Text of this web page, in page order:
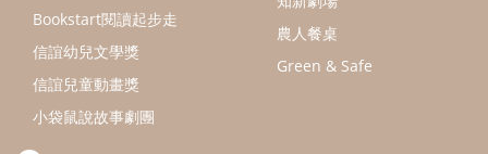
認識信誼 合作洽談 智慧財產權聲明
本網站建議使用IE9(含以上)或 Google Chrome 版本瀏覽器
信誼基金會/上誼文化實業股份有限公司 版權所有 ©